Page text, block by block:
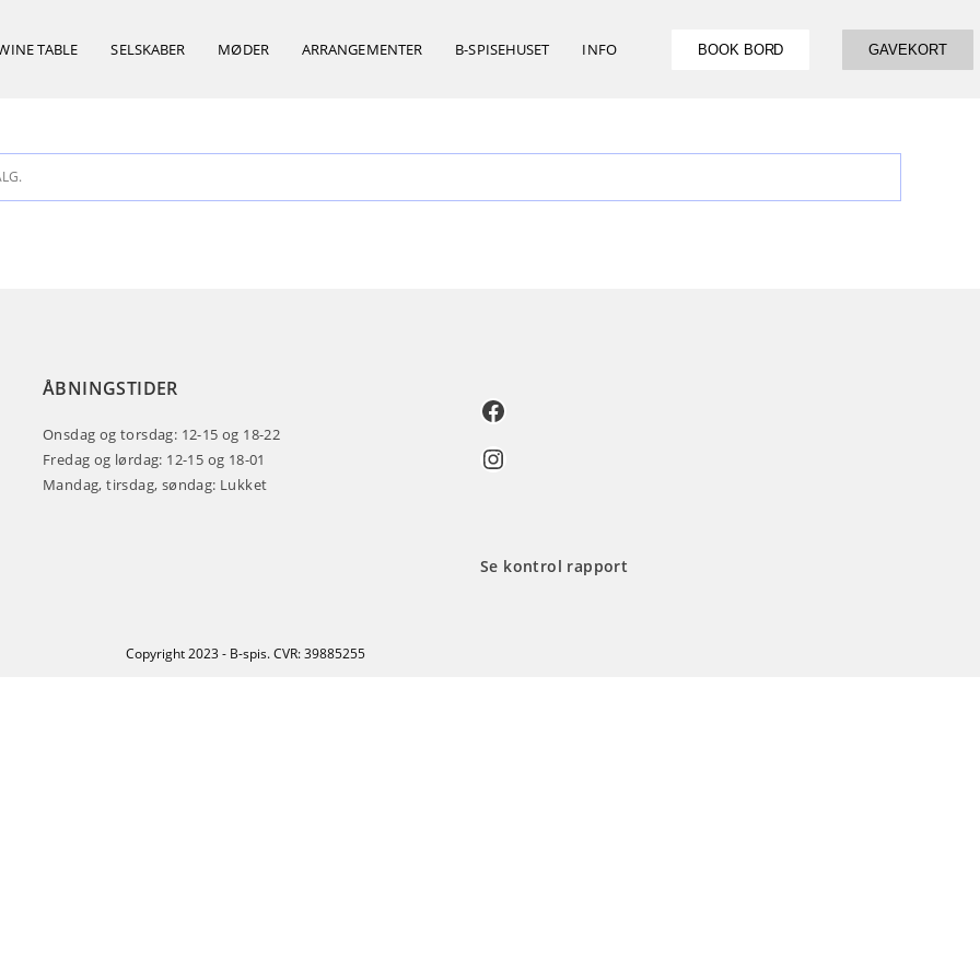
TABLE SELSKABER MØDER ARRANGEMENTER B-SPISEHUSET INFO BOOK BORD GAVEKORT
ÅBNINGSTIDER
Onsdag og torsdag: 12-15 og 18-22
Fredag og lørdag: 12-15 og 18-01
Mandag, tirsdag, søndag: Lukket
Se kontrol rapport
Copyright 2023 - B-spis. CVR: 39885255